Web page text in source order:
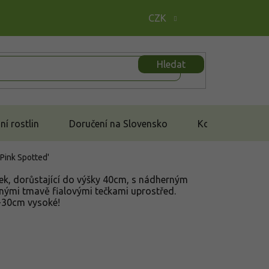
CZK
Hledat
rostlin Doručení na Slovensko Kontakt
Spotted'
dorůstající do výšky 40cm, s nádherným
tmavě fialovými tečkami uprostřed.
vysoké!